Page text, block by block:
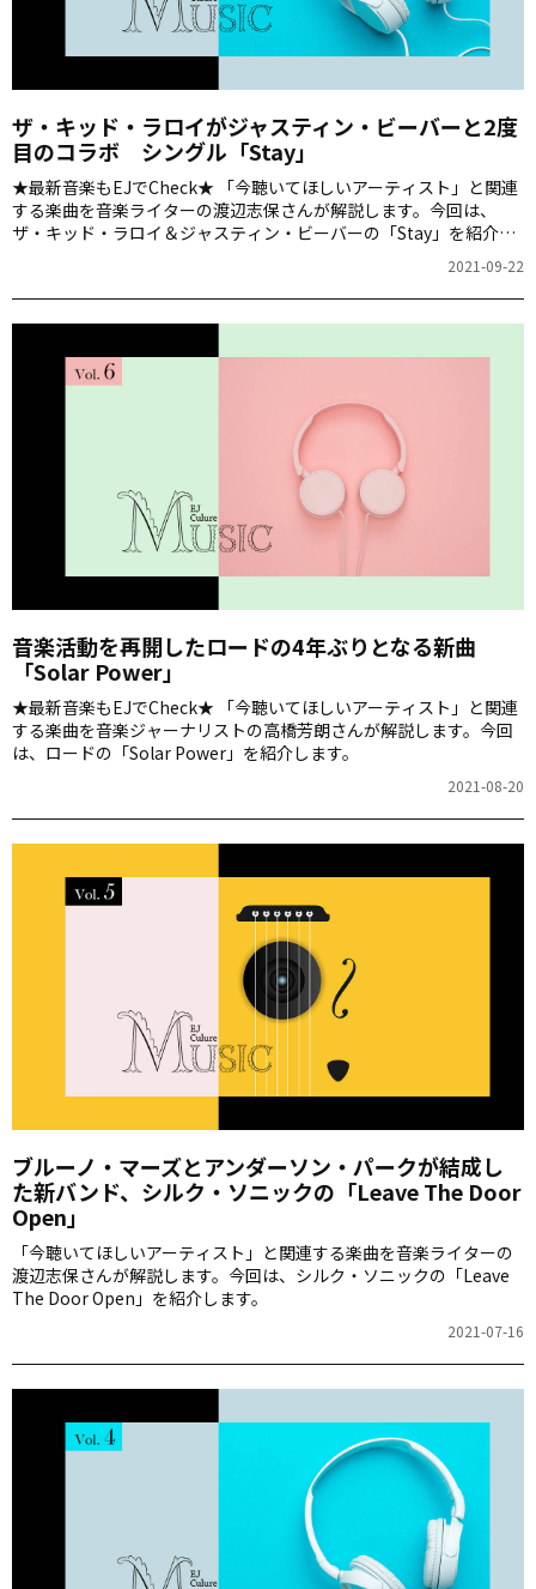
ザ・キッド・ラロイがジャスティン・ビーバーと2度
目のコラボ シングル「Stay」
★最新音楽もEJでCheck★ 「今聴いてほしいアーティスト」と関連
する楽曲を音楽ライターの渡辺志保さんが解説します。今回は、
ザ・キッド・ラロイ＆ジャスティン・ビーバーの「Stay」を紹介し
2021-09-22
音楽活動を再開したロードの4年ぶりとなる新曲
「Solar Power」
★最新音楽もEJでCheck★ 「今聴いてほしいアーティスト」と関連
する楽曲を音楽ジャーナリストの高橋芳朗さんが解説します。今回
は、ロードの「Solar Power」を紹介します。
2021-08-20
ブルーノ・マーズとアンダーソン・パークが結成し
た新バンド、シルク・ソニックの「Leave The Door
Open」
「今聴いてほしいアーティスト」と関連する楽曲を音楽ライターの
渡辺志保さんが解説します。今回は、シルク・ソニックの「Leave
The Door Open」を紹介します。
2021-07-16